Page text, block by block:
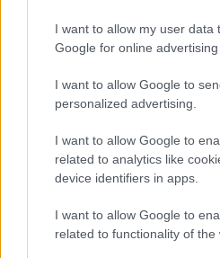
I want to allow my user data
Google for online advertising
I want to allow Google to
personalized advertising.
I want to allow Google to
related to analytics like
device identifiers in apps.
I want to allow Google to
related to functionality of the
#GOVERNO #MANOVRA
#SICUREZZA
SEDUTE SATIRICHE
Vignetta del 07/